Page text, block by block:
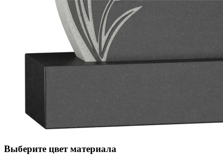
Выберите цвет материала